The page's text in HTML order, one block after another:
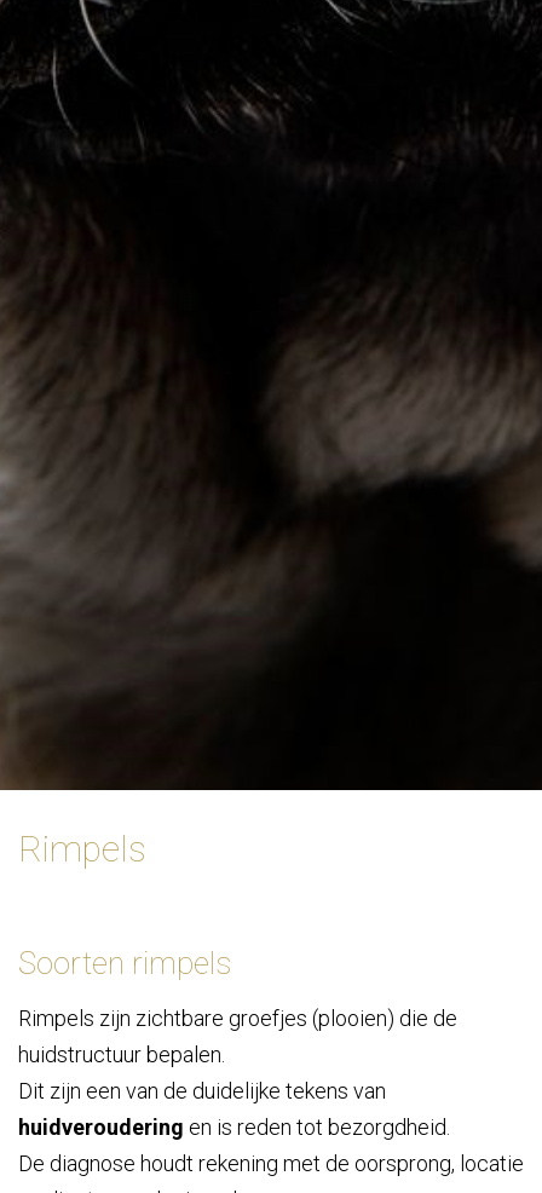
Rimpels
Soorten rimpels
Rimpels zijn zichtbare groefjes (plooien) die de
huidstructuur bepalen.
Dit zijn een van de duidelijke tekens van
huidveroudering en is reden tot bezorgdheid.
De diagnose houdt rekening met de oorsprong, locatie